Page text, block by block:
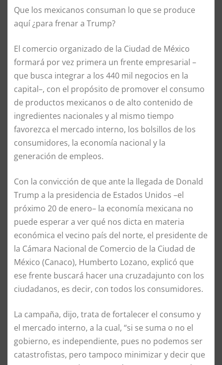
Que los mexicanos consuman lo que se produce
aquí ¿para frenar a Trump?
El comercio organizado de la Ciudad de México
formará por vez primera un frente empresarial –
que busca integrar a los 440 mil negocios en la
capital–, con el propósito de promover el consumo
de productos mexicanos o de alto contenido de
ingredientes nacionales y al mismo tiempo
favorezca el mercado interno, los bolsillos de los
consumidores, la economía nacional y la
generación de empleos.
Con la convicción de que ante la llegada de Donald
Trump a la presidencia de Estados Unidos –el
próximo 20 de enero– la economía mexicana no
puede esperar a ver qué nos dicta en materia
económica el vecino país del norte, el presidente de
la Cámara Nacional de Comercio de la Ciudad de
México (Canaco), Humberto Lozano, explicó que
ese frente buscará hacer una cruzadajunto con los
ciudadanos, es decir, con todos los consumidores.
La campaña, dijo, trata de fortalecer el consumo y
el mercado interno, a la cual, “si se suma o no el
gobierno, es independiente, pues no podemos ser
catastrofistas, pero tampoco minimizar y decir que